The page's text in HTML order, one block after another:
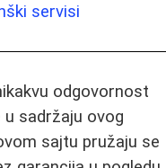
servisi
odgovornost
sadržaju ovog
sajtu pružaju se